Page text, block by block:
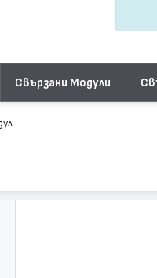
Свързани Модули